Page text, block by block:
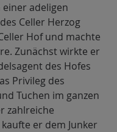
einer adeligen
Celler Herzog
Hof und machte
Zunächst wirkte er
des Hofes
Privileg des
Tuchen im ganzen
zahlreiche
er dem Junker